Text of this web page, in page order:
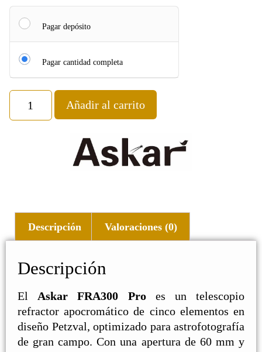
Pagar depósito
Pagar cantidad completa
Añadir al carrito
Descripción Valoraciones (0)
Descripción
El Askar FRA300 Proes un telescopio
refractor apocromático de cinco elementos en
diseño Petzval, optimizado para astrofotografía
de gran campo. Con una apertura de 60 mm y